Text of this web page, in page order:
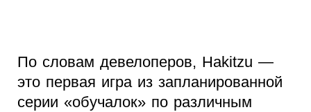
По словам девелоперов, Hakitzu —
это первая игра из запланированной
серии «обучалок» по различным